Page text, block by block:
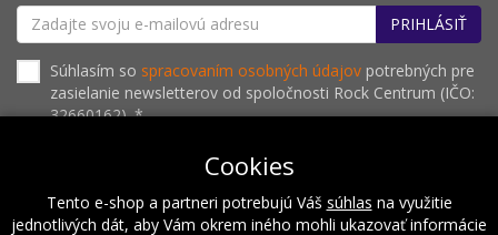
PRIHLÁSIŤ
Súhlasím so spracovaním osobných údajov potrebných pre
zasielanie newsletterov od spoločnosti Rock Centrum (IČO:
32660162). *
O nás Naše hodnoty Inštalácie
Referencie
Cookies
Tento e-shop a partneri potrebujú Váš súhlas na využitie
jednotlivých dát, aby Vám okrem iného mohli ukazovať informácie